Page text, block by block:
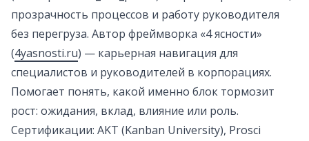
прозрачность процессов и работу руководителя
без перегруза. Автор фреймворка «4 ясности»
(4yasnosti.ru) — карьерная навигация для
специалистов и руководителей в корпорациях.
Помогает понять, какой именно блок тормозит
рост: ожидания, вклад, влияние или роль.
Сертификации: AKT (Kanban University), Prosci